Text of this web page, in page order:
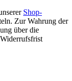
Shop-
Zur Wahrung der
über die